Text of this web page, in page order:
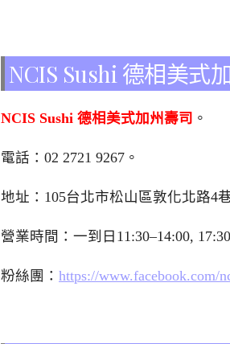
NCIS Sushi 德相美式
NCIS Sushi 德相美式加州壽司 。
電話： 02 2721 9267 。
地址：105台北市松山區敦化北路4
營業時間：一到日11:30–14:00,
粉絲團： https://www.facebook.com/